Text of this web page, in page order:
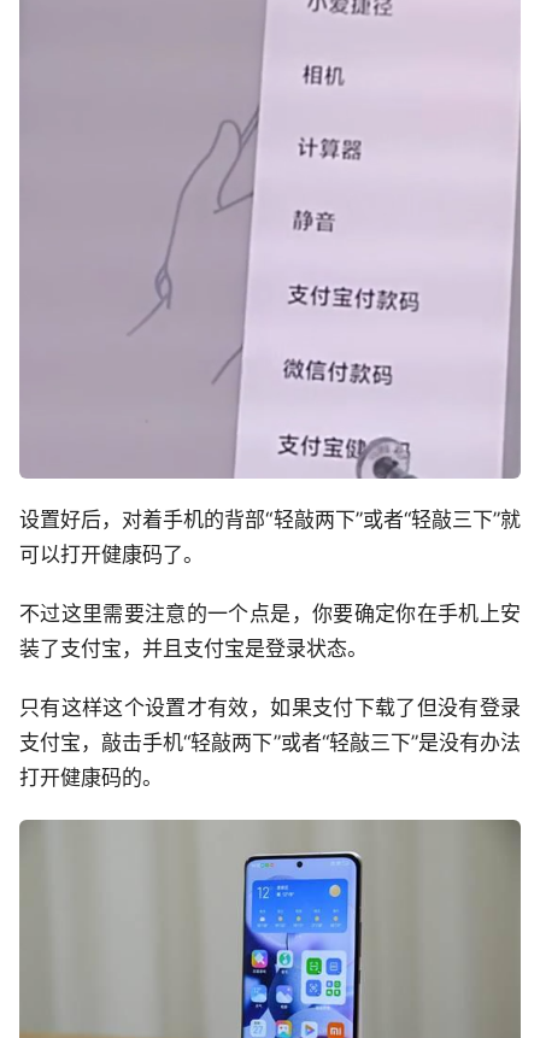
设置好后，对着手机的背部“轻敲两下”或者“轻敲三下”就
可以打开健康码了。
不过这里需要注意的一个点是，你要确定你在手机上安
装了支付宝，并且支付宝是登录状态。
只有这样这个设置才有效，如果支付下载了但没有登录
支付宝，敲击手机“轻敲两下”或者“轻敲三下”是没有办法
打开健康码的。